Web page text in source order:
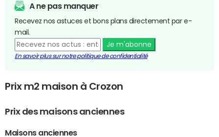
A ne pas manquer
Recevez nos astuces et bons plans directement par e-
mail.
Je m'abonne
En savoir plus sur notre politique de confidentialité
Prix m2 maison à Crozon
Prix des maisons anciennes
Maisons anciennes